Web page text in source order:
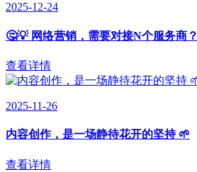
2025-12-24
🤔💡 网络营销，需要对接N个服务商？
查看详情
2025-11-26
内容创作，是一场静待花开的坚持 🌱
查看详情